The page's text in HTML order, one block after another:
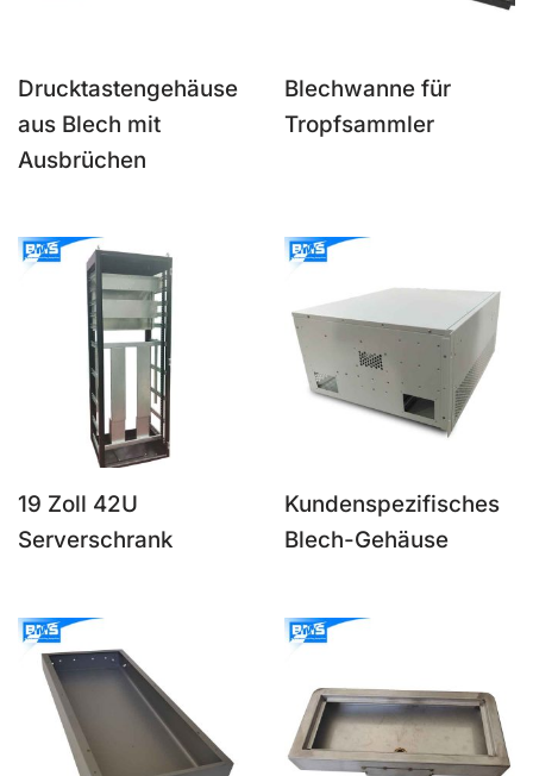
Drucktastengehäuse
aus Blech mit
Ausbrüchen
Blechwanne für
Tropfsammler
19 Zoll 42U
Serverschrank
Kundenspezifisches
Blech-Gehäuse